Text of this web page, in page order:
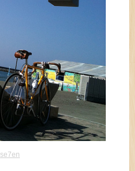
se7en